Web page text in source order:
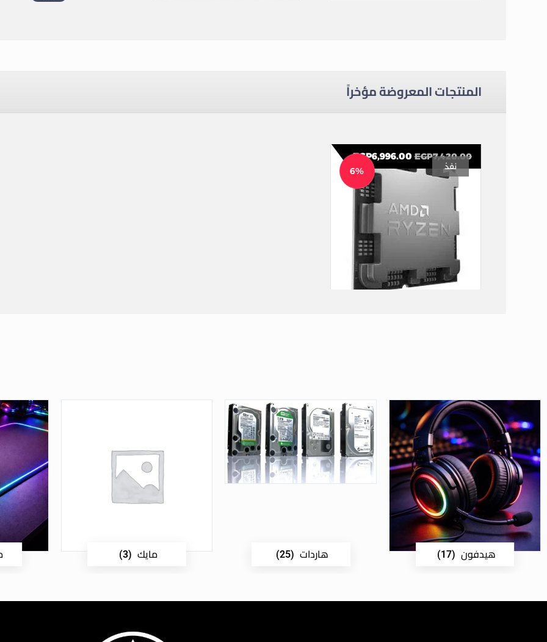
المنتجات المعروضة مؤخراً
EGP7,420.00
EGP6,996.00
نفذ 6%
هيدفون (17) هاردات (25) مايك (3)